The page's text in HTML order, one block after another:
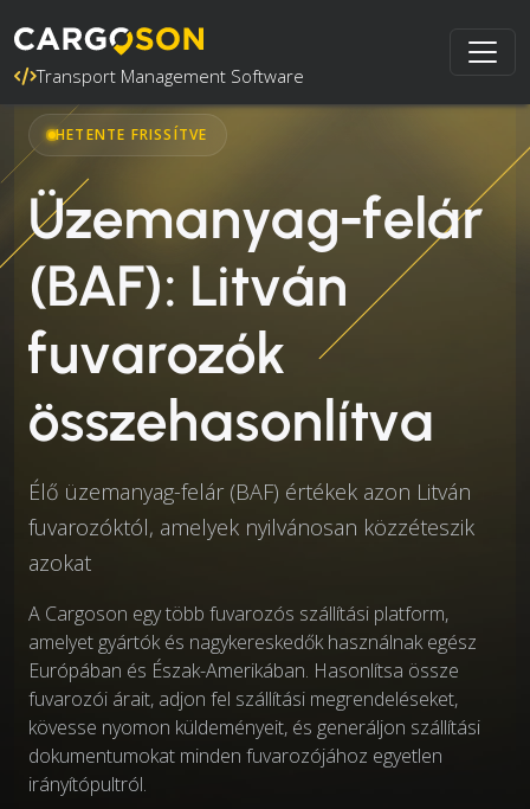
Transport Management Software
HETENTE FRISSÍTVE
Üzemanyag-felár
(BAF): Litván
fuvarozók
összehasonlítva
Élő üzemanyag-felár (BAF) értékek azon Litván
fuvarozóktól, amelyek nyilvánosan közzéteszik
azokat
A Cargoson egy több fuvarozós szállítási platform,
amelyet gyártók és nagykereskedők használnak egész
Európában és Észak-Amerikában. Hasonlítsa össze
fuvarozói árait, adjon fel szállítási megrendeléseket,
kövesse nyomon küldeményeit, és generáljon szállítási
dokumentumokat minden fuvarozójához egyetlen
irányítópultról.